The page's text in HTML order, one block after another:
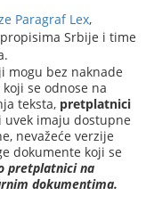
Paragraf Lex,
propisima Srbije i time
mogu bez naknade
se odnose na
teksta, pretplatnici
uvek imaju dostupne
nevažeće verzije
dokumente koji se
pretplatnici na
dokumentima.